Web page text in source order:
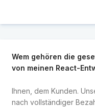
Wem gehören die
von meinen React-
Ihnen, dem Kunden.
nach vollständiger